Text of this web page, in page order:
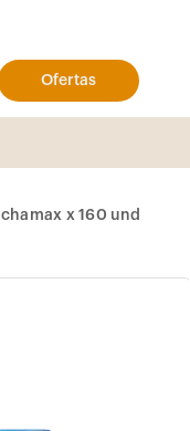
Ofertas
x 160 und